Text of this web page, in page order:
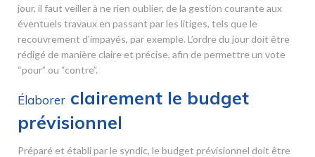
jour, il faut veiller à ne rien oublier, de la gestion courante aux
éventuels travaux en passant par les litiges, tels que le
recouvrement d’impayés, par exemple. L’ordre du jour doit être
rédigé de manière claire et précise, afin de permettre un vote
“pour” ou “contre”.
Élaborer clairement le budget
prévisionnel
Préparé et établi par le syndic, le budget prévisionnel doit être